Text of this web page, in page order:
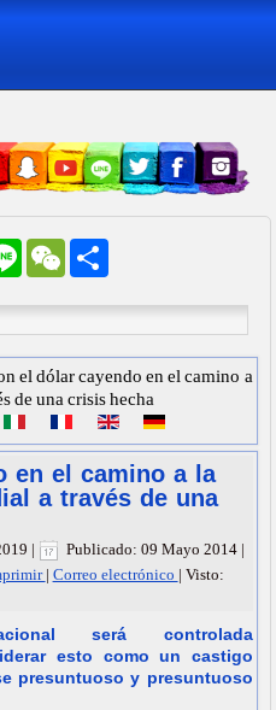
Line WeChat
el dólar cayendo en el camino a
de una crisis hecha
en el camino a la
a través de una
| Publicado: 09 Mayo 2014 |
| Correo electrónico | Visto:
será controlada
esto como un castigo
presuntuoso y presuntuoso